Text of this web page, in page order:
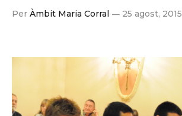
Per Àmbit Maria Corral 25 agost, 2015